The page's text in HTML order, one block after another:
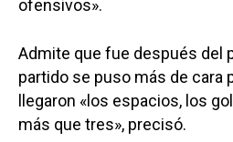
ofensivos».
Admite que fue después del
partido se puso más de cara
llegaron «los espacios, los
más que tres», precisó.